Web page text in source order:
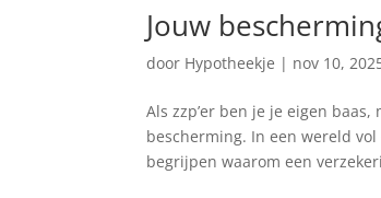
Jouw
door Hypotheekje | nov 10,
Als zzp’er ben je je eigen
bescherming. In een wereld
begrijpen waarom een